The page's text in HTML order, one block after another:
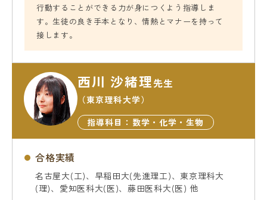
行動することができる力が身につくよう指導しま
す。生徒の良き手本となり、情熱とマナーを持って
接します。
西川 沙緒理先生
（東京理科大学）
指導科目：数学・化学・生物
合格実績
名古屋大(工)、早稲田大(先進理工)、東京理科大
(理)、愛知医科大(医)、藤田医科大(医) 他